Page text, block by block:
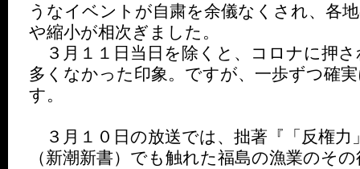
うなイベントが自粛を余儀なくされ、各
や縮小が相次ぎました。
３月１１日当日を除くと、コロナに押
多くなかった印象。ですが、一歩ずつ確
す。
３月１０日の放送では、拙著『「反権力
（新潮新書）でも触れた福島の漁業のそ